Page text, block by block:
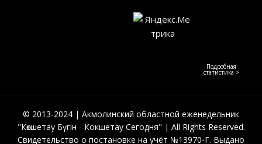
Подробная
статистика >
© 2013-2024 | Акмолинский областной еженедельник
"Көкшетау Бүгін - Кокшетау Сегодня" | All Rights Reserved.
Свидетельство о постановке на учёт №13970-Г. Выдано